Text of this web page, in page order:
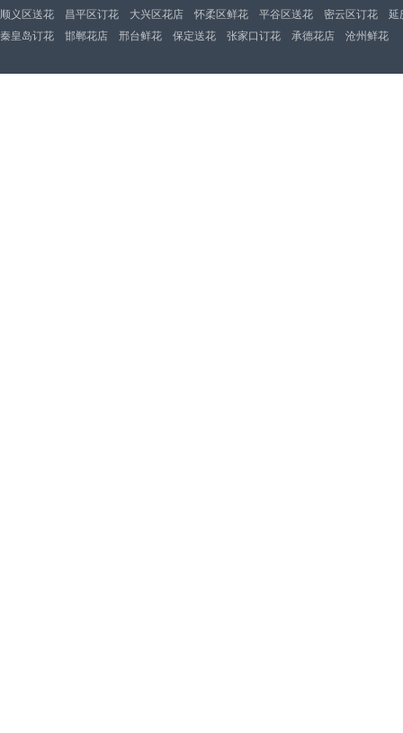
顺义区送花
昌平区订花 大兴区花店 怀柔区鲜花 平谷区送花 密云区订花
延
秦皇岛订花
邯郸花店 邢台鲜花 保定送花 张家口订花 承德花店 沧州鲜花